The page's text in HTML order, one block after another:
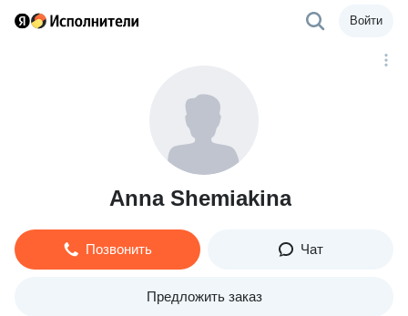
Войти
Anna Shemiakina
Позвонить Чат
Предложить заказ